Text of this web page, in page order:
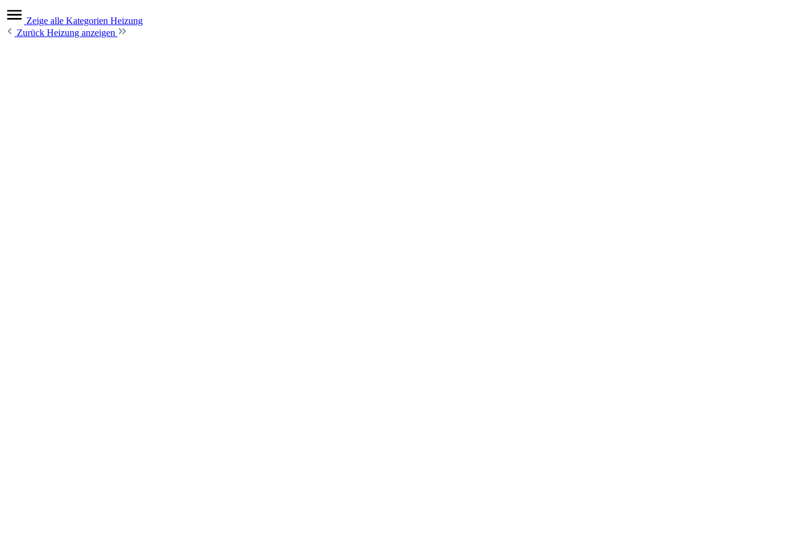
Zeige alle Kategorien Heizung
Zurück Heizung anzeigen